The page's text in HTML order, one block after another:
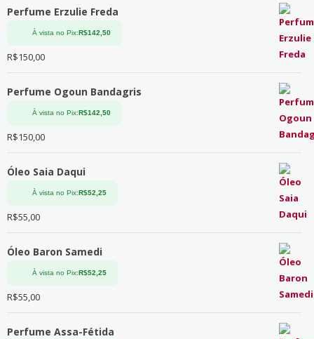
Perfume Erzulie Freda
À vista no Pix:R$142,50
R$150,00
Perfume Ogoun Bandagris
À vista no Pix:R$142,50
R$150,00
Óleo Saia Daqui
À vista no Pix:R$52,25
R$55,00
Óleo Baron Samedi
À vista no Pix:R$52,25
R$55,00
Perfume Assa-Fétida